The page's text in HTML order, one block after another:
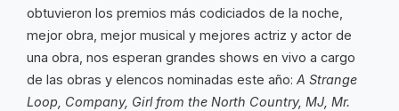
obtuvieron los premios más codiciados de la noche,
mejor obra, mejor musical y mejores actriz y actor de
una obra, nos esperan grandes shows en vivo a cargo
de las obras y elencos nominadas este año: A Strange
Loop, Company, Girl from the North Country, MJ, Mr.